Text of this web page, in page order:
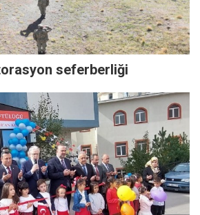
seferberliği